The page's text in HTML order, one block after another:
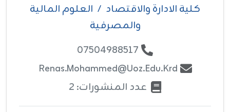
كلية الادارة والاقتصاد / العلوم المالية
والمصرفية
07504988517
Renas.mohammed@uoz.edu.krd
عدد المنشورات: 2